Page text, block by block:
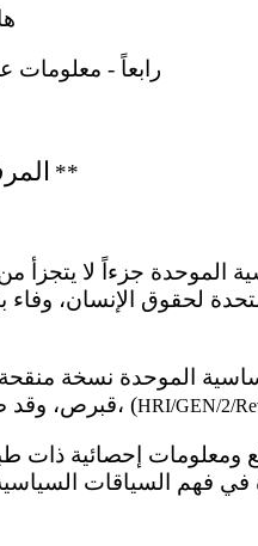
رابعاً - معلومات
**
لحقوق الإنسان، وفاء
قبرص، وقد صيغت وفقاً للمبادئ التوجيهية المنقحة للأمم المتحدة، (HRI/GEN/2/
في فهم السياقات